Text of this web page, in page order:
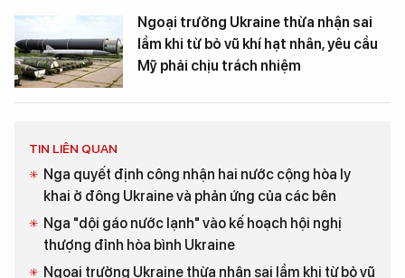
Ngoại trưởng Ukraine thừa nhận sai
lầm khi từ bỏ vũ khí hạt nhân, yêu cầu
Mỹ phải chịu trách nhiệm
TIN LIÊN QUAN
Nga quyết định công nhận hai nước cộng hòa ly
khai ở đông Ukraine và phản ứng của các bên
Nga "dội gáo nước lạnh" vào kế hoạch hội nghị
thượng đỉnh hòa bình Ukraine
Ngoại trưởng Ukraine thừa nhận sai lầm khi từ bỏ vũ